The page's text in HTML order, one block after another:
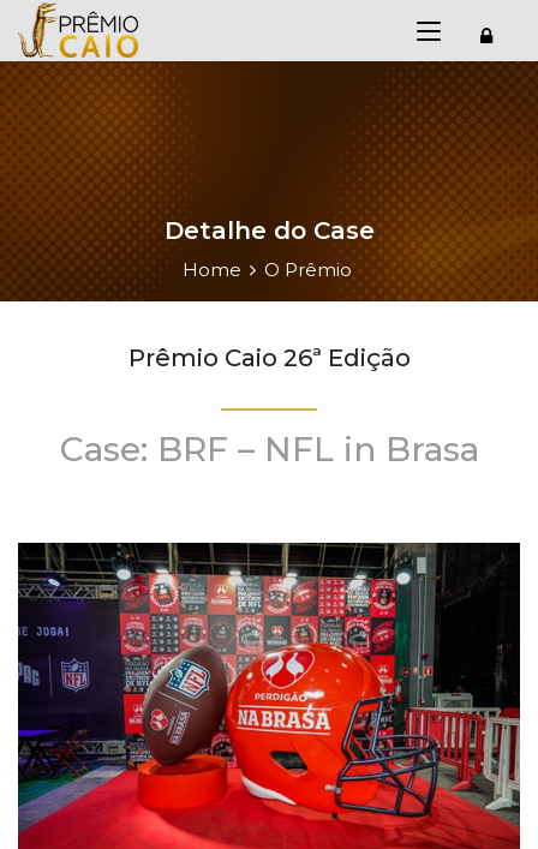
Detalhe do Case
Home O Prêmio
Prêmio Caio 26ª Edição
Case: BRF – NFL in Brasa